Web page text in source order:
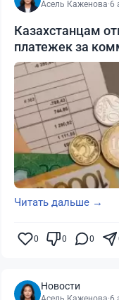
Асель Каженова·6
Казахстанцам
платежек за
Читать дальше →
0 0 0
Новости